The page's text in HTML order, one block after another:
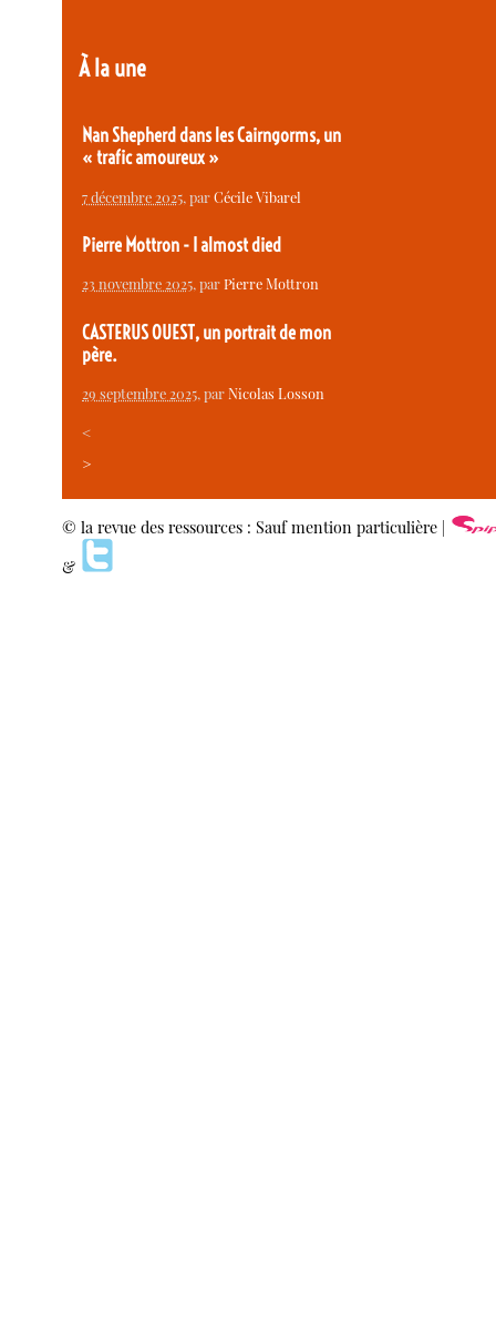
À la une
Nan Shepherd dans les Cairngorms, un
« trafic amoureux »
7 décembre 2025, parCécile Vibarel
Pierre Mottron - I almost died
23 novembre 2025, parPierre Mottron
CASTERUS OUEST, un portrait de mon
père.
29 septembre 2025, parNicolas Losson
<
>
© la revue des ressources : Sauf mention particulière |
&